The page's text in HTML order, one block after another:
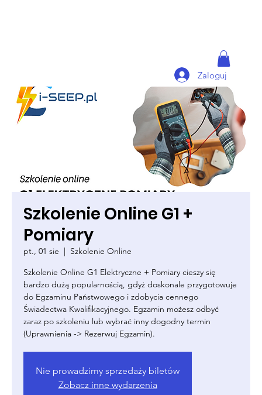
Zaloguj
Szkolenie Online G1 +
Pomiary
pt., 01 sie
  |
Szkolenie Online
Szkolenie Online G1 Elektryczne + Pomiary cieszy się
bardzo dużą popularnością, gdyż doskonale przygotowuje
do Egzaminu Państwowego i zdobycia cennego
Świadectwa Kwalifikacyjnego. Egzamin możesz odbyć
zaraz po szkoleniu lub wybrać inny dogodny termin
(Uprawnienia -> Rezerwuj Egzamin).
Nie prowadzimy sprzedaży biletów
Zobacz inne wydarzenia